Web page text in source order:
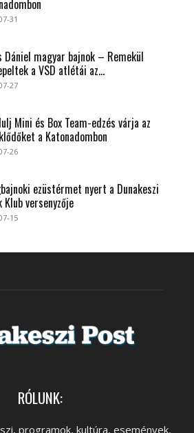
31
Dániel magyar bajnok – Remekül
a VSD atlétái az...
27
Mini és Box Team-edzés várja az
a Katonadombon
26
ezüstérmet nyert a Dunakeszi
Klub versenyzője
15
RÓLUNK:
programok, kultúra, események,